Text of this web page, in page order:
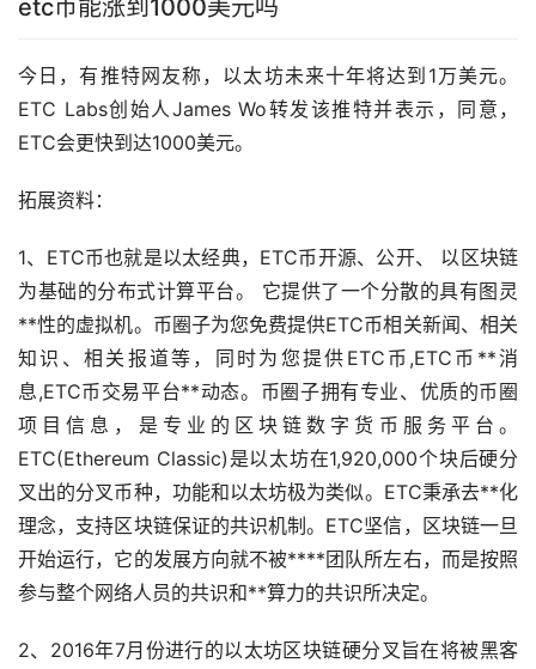
etc币能涨到1000美元吗
今日，有推特网友称，以太坊未来十年将达到1万美元。
ETC Labs创始人James Wo转发该推特并表示，同意，
ETC会更快到达1000美元。
拓展资料：
1、ETC币也就是以太经典，ETC币开源、公开、 以 区块链
为基础的分布式计算平台。 它提供了一个分散的具有图灵
**性的虚拟机。币圈子为您免费提供ETC币相关新闻、相关
知识、相关报道等，同时为您提供ETC币,ETC币**消
息,ETC币交易平台**动态。币圈子拥有专业、优质的币圈
项目信息，是专业的区块链数字货币 服务平台。
ETC(Ethereum Classic)是以太坊在1,920,000个块后硬分
叉出的分叉币种，功能和以太坊极为类似。ETC秉承去**化
理念，支持区块链保证的共识机制。ETC坚信，区块链一旦
开始运行，它的发展方向就不被****团队所左右，而是按照
参与整个网络人员的共识和**算力的共识所决定。
2、2016年7月份进行的以太坊区块链硬分叉旨在将被黑客